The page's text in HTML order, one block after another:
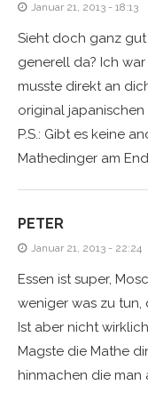
Januar 21, 2013 - 18:13
Sieht doch ganz gut
generell da? Ich
musste direkt an
original japanischen
P.S.: Gibt es keine
Mathedinger am
PETER
Januar 21, 2013 - 22:24
Essen ist super,
weniger was zu tun,
Ist aber nicht
Magste die Mathe
hinmachen die